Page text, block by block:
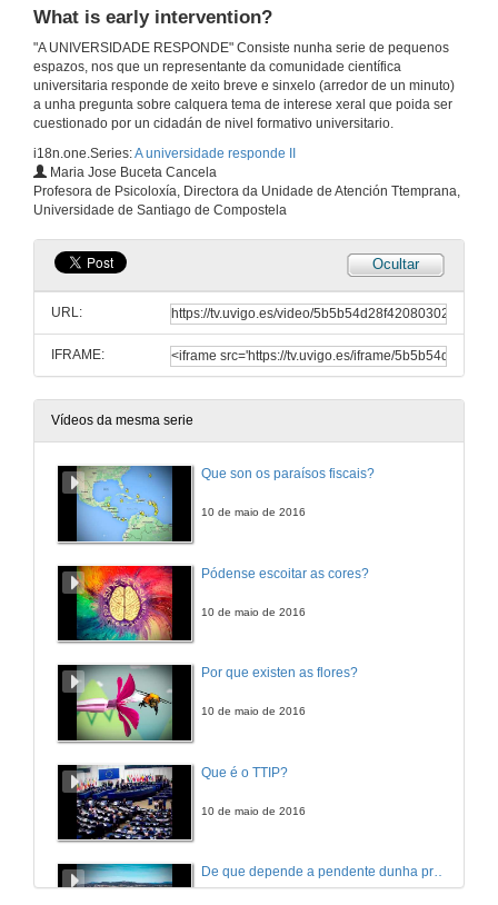
What is early intervention?
"A UNIVERSIDADE RESPONDE" Consiste nunha serie de pequenos
espazos, nos que un representante da comunidade científica
universitaria responde de xeito breve e sinxelo (arredor de un minuto)
a unha pregunta sobre calquera tema de interese xeral que poida ser
cuestionado por un cidadán de nivel formativo universitario.
i18n.one.Series:A universidade responde II
Maria Jose Buceta Cancela
Profesora de Psicoloxía, Directora da Unidade de Atención Ttemprana,
Universidade de Santiago de Compostela
Ocultar
URL:
IFRAME:
Vídeos da mesma serie
Que son os paraísos fiscais?
10 de maio de 2016
Pódense escoitar as cores?
10 de maio de 2016
Por que existen as flores?
10 de maio de 2016
Que é o TTIP?
10 de maio de 2016
De que depende a pendente dunha praia?